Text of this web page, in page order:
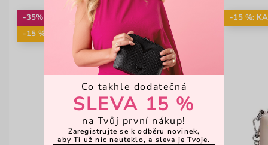
-35%
-15 %: KAB15
-15 %:
Co takhle dodatečná
SLEVA 15 %
na Tvůj první nákup!
Zaregistrujte se k odběru novinek,
aby Ti už nic neuteklo, a sleva je Tvoje.